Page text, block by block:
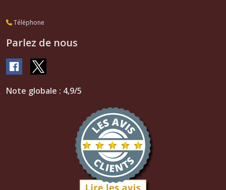
Téléphone
Parlez de nous
Note globale : 4,9/5